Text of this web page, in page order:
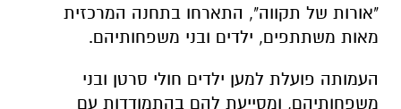
"אורות של תקווה", התארחו בתחנה המרכזית
מאות משתתפים, ילדים ובני משפחותיהם.
העמותה פועלת למען ילדים חולי סרטן ובני
משפחותיהם, ומסייעת להם בהתמודדות עם